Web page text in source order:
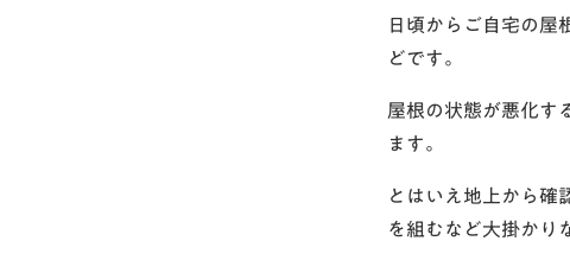
日頃からご自宅の
どです。
屋根の状態が悪化す
ます。
とはいえ地上から
を組むなど大掛かり